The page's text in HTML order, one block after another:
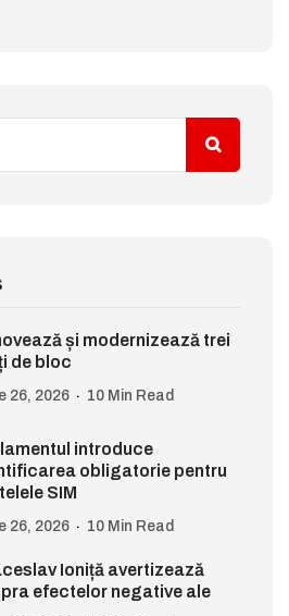
și modernizează trei
de bloc
26, 2026 10 Min Read
introduce
obligatorie pentru
SIM
26, 2026 10 Min Read
Ioniță avertizează
efectelor negative ale